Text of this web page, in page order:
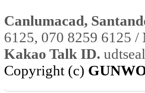
Canlumacad,
6125, 070 8259 6125 /
Kakao Talk ID.
Copyright (c)